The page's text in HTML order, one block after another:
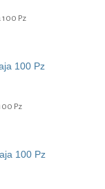
100 Pz
100 Pz
Pz
100 Pz